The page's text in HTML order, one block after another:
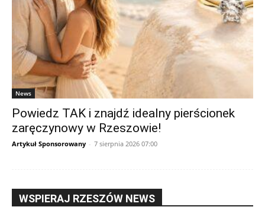
News
Powiedz TAK i znajdź idealny pierścionek
zaręczynowy w Rzeszowie!
Artykuł Sponsorowany - 7 sierpnia 2026 07:00
WSPIERAJ RZESZÓW NEWS